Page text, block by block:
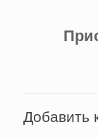
Добавить